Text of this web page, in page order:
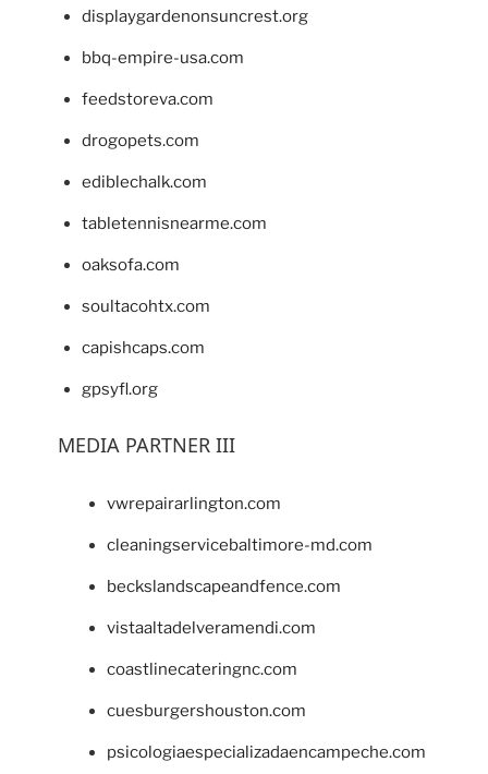
displaygardenonsuncrest.org
bbq-empire-usa.com
feedstoreva.com
drogopets.com
ediblechalk.com
tabletennisnearme.com
oaksofa.com
soultacohtx.com
capishcaps.com
gpsyfl.org
MEDIA PARTNER III
vwrepairarlington.com
cleaningservicebaltimore-md.com
beckslandscapeandfence.com
vistaaltadelveramendi.com
coastlinecateringnc.com
cuesburgershouston.com
psicologiaespecializadaencampeche.com